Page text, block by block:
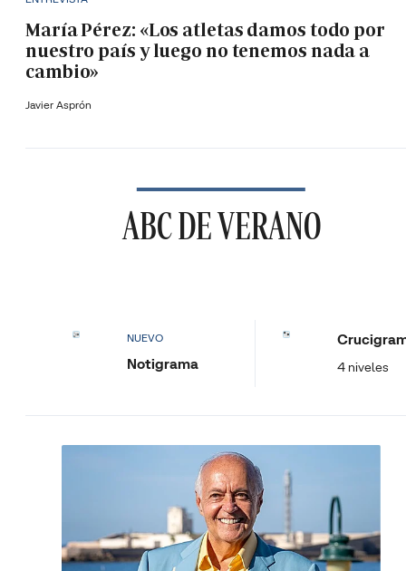
María Pérez: «Los atletas damos todo por
nuestro país y luego no tenemos nada a
cambio»
Javier Asprón
ABC DE VERANO
NUEVO
Notigrama 4 niveles